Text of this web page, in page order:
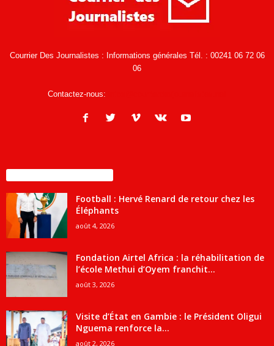
Courrier Des Journalistes : Informations générales Tél. : 00241 06 72 06
06
Contactez-nous:
Football : Hervé Renard de retour chez les
Éléphants
août 4, 2026
Fondation Airtel Africa : la réhabilitation de
l’école Methui d’Oyem franchit...
août 3, 2026
Visite d’État en Gambie : le Président Oligui
Nguema renforce la...
août 2, 2026